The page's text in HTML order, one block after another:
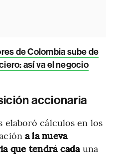
de Colombia sube de
así va el negocio
accionaria
elaboró cálculos en los
a la nueva
que tendrá cada una